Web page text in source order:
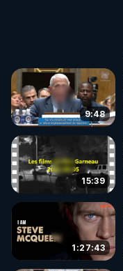
9:48
15:39
1:27:43